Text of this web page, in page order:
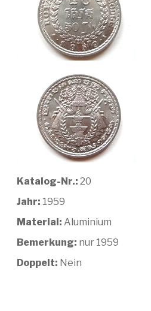
Katalog-Nr.: 20
Jahr: 1959
Material: Aluminium
Bemerkung: nur 1959
Doppelt: Nein